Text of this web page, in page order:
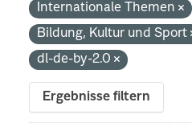
Internationale Themen
Bildung, Kultur und Sport
dl-de-by-2.0
Ergebnisse filtern